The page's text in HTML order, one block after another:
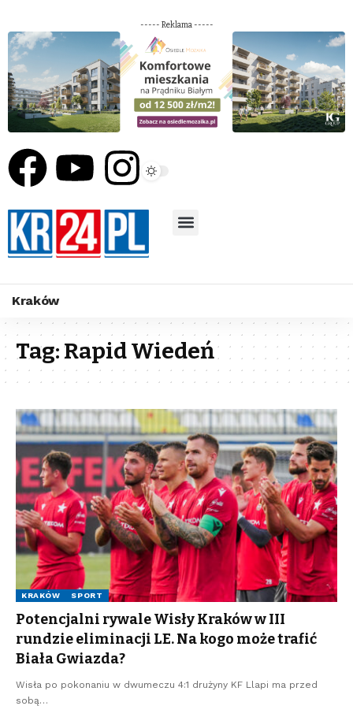
----- Reklama -----
Kraków
Tag:Rapid Wiedeń
KRAKÓW SPORT
Potencjalni rywale Wisły Kraków w III
rundzie eliminacji LE. Na kogo może trafić
Biała Gwiazda?
Wisła po pokonaniu w dwumeczu 4:1 drużyny KF Llapi ma przed
sobą…